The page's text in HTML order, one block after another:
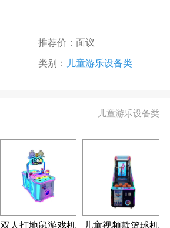
推荐价：面议
类别： 儿童游乐设备类
儿童游乐设备类
双人打地鼠游戏机 儿童视频款篮球机